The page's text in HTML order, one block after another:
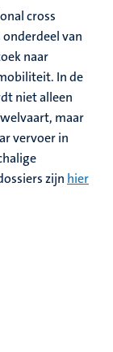
cross
van
naar
In de
niet alleen
maar
vervoer in
zijn hier